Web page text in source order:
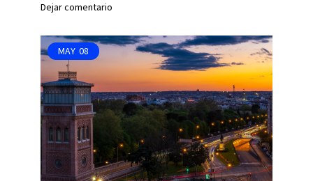
Dejar comentario
MAY 08